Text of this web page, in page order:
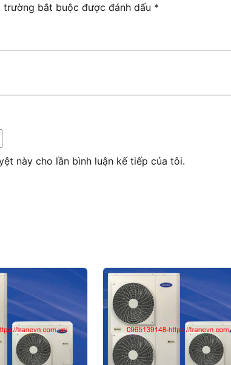
trường bắt buộc được đánh dấu *
này cho lần bình luận kế tiếp của tôi.